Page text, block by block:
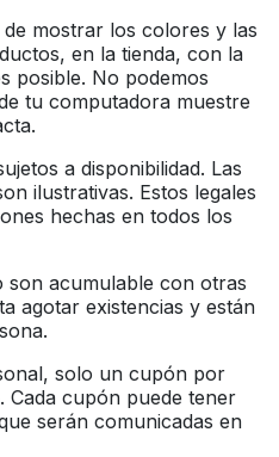
mostrar los colores y las
en la tienda, con la
posible. No podemos
tu computadora muestre
a disponibilidad. Las
ilustrativas. Estos legales
hechas en todos los
son acumulable con otras
agotar existencias y están
solo un cupón por
cupón puede tener
serán comunicadas en